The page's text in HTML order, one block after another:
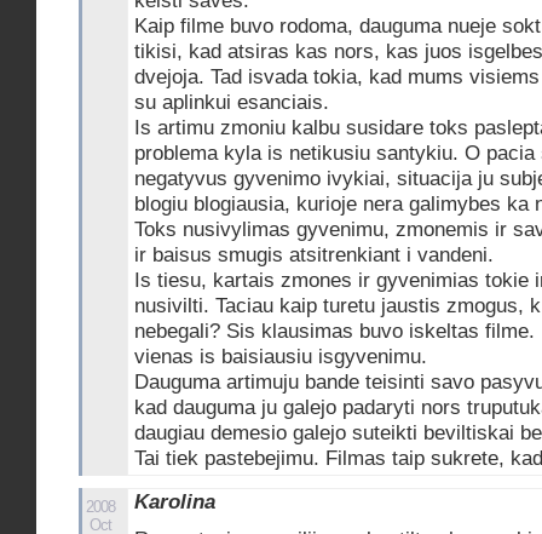
Kaip filme buvo rodoma, dauguma nueje
tikisi, kad atsiras kas nors, kas juos
dvejoja. Tad isvada tokia, kad mums
su aplinkui esanciais.
Is artimu zmoniu kalbu susidare toks
problema kyla is netikusiu santykiu. O
negatyvus gyvenimo ivykiai, situacija ju
blogiu blogiausia, kurioje nera galimybes ka
Toks nusivylimas gyvenimu, zmonemis ir
ir baisus smugis atsitrenkiant i vandeni.
Is tiesu, kartais zmones ir gyvenimias tokie
nusivilti. Taciau kaip turetu jaustis zmogus,
nebegali? Sis klausimas buvo iskeltas
vienas is baisiausiu isgyvenimu.
Dauguma artimuju bande teisinti savo
kad dauguma ju galejo padaryti nors
daugiau demesio galejo suteikti beviltiskai
Tai tiek pastebejimu. Filmas taip sukrete,
2008
Oct
Karolina